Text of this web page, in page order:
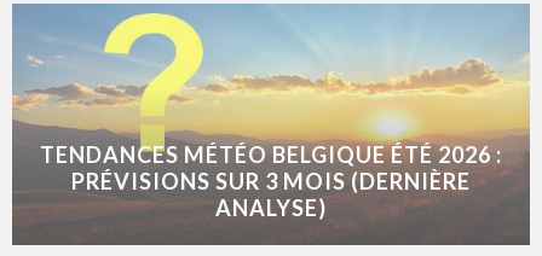
TENDANCES MÉTÉO BELGIQUE ÉTÉ 2026 :
PRÉVISIONS SUR 3 MOIS (DERNIÈRE
ANALYSE)